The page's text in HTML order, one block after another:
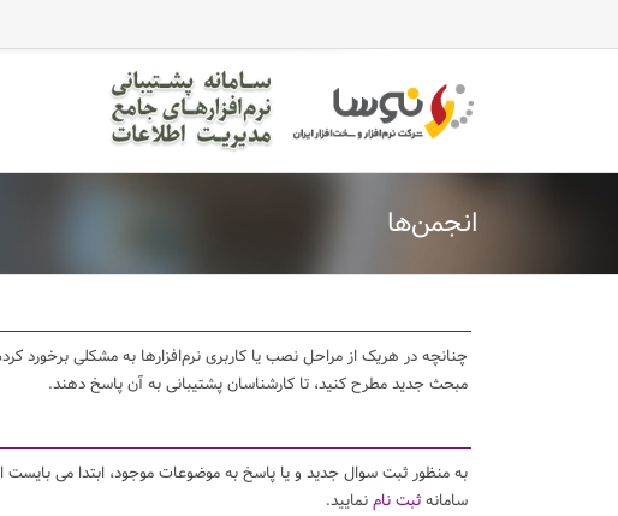
انجمن‌ها
چنانچه در هریک از مراحل نصب یا کاربری نرم‌افزارها به مشکلی برخورد
مبحث جدید مطرح کنید، تا کارشناسان پشتیبانی به آن پاسخ دهند.
به منظور ثبت سوال جدید و یا پاسخ به موضوعات موجود، ابتدا می بایست
سامانهثبت نامنمایید.